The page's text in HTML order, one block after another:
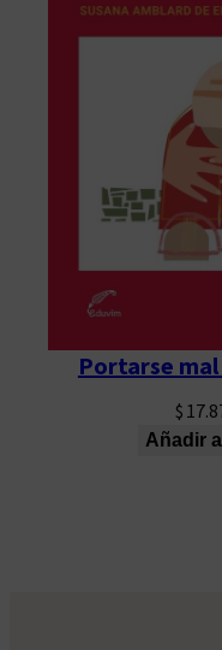
Portarse mal
$
Añadir